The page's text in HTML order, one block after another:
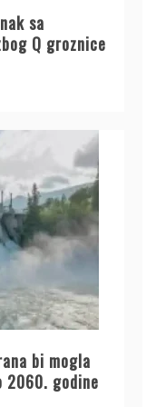
sa
Q groznice
bi mogla
2060. godine